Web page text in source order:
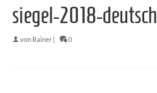
siegel-2018-deutsch
von Rainer | 0